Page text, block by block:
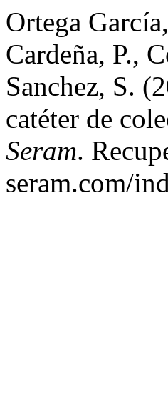
Ortega
Cardeña, P.,
Sanchez, S.
catéter de
Seram.
seram.com/